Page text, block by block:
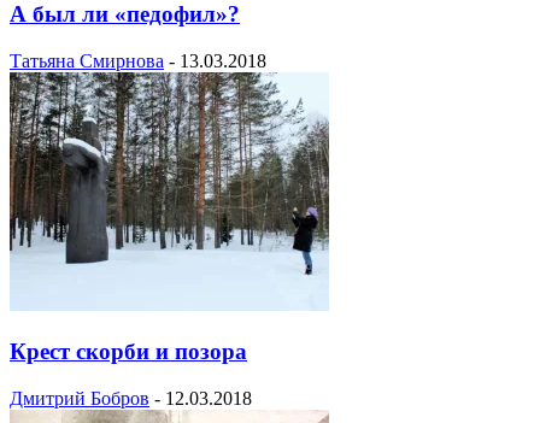
А был ли «педофил»?
Татьяна Смирнова - 13.03.2018
Крест скорби и позора
Дмитрий Бобров - 12.03.2018